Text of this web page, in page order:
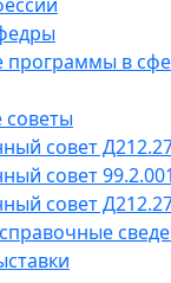
в
совет
совет
совет